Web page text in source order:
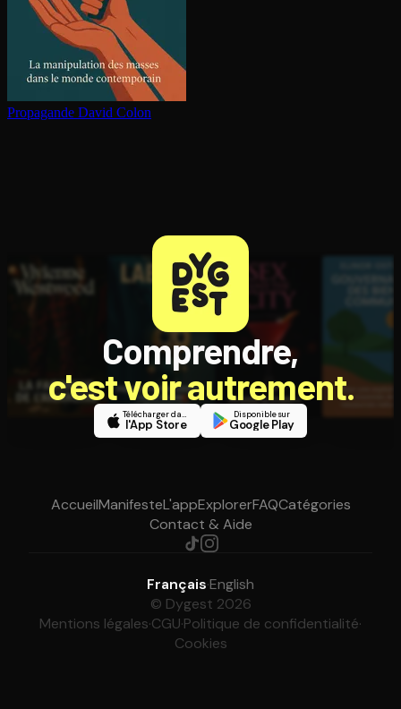
Propagande David Colon
Comprendre,
c'est voir autrement.
Télécharger dans
l'App Store
Disponible sur
Google Play
AccueilManifesteL'appExplorerFAQCatégories
Contact & Aide
Français·English
© Dygest 2026
Mentions légales·CGU·Politique de confidentialité·
Cookies